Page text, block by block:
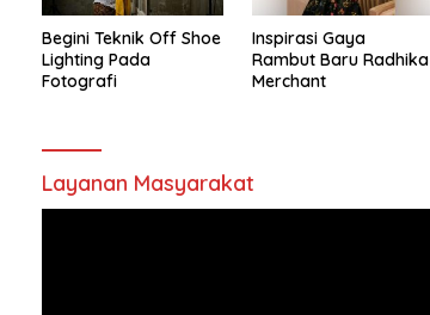
Begini Teknik Off Shoe
Lighting Pada
Fotografi
Inspirasi Gaya
Rambut Baru Radhika
Merchant
Layanan Masyarakat